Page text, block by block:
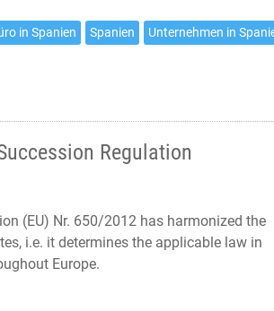
in Spanien Spanien
Unternehmen in
Regulation
(EU) Nr. 650/2012 has harmonized the
i.e. it determines the applicable law in
Europe.